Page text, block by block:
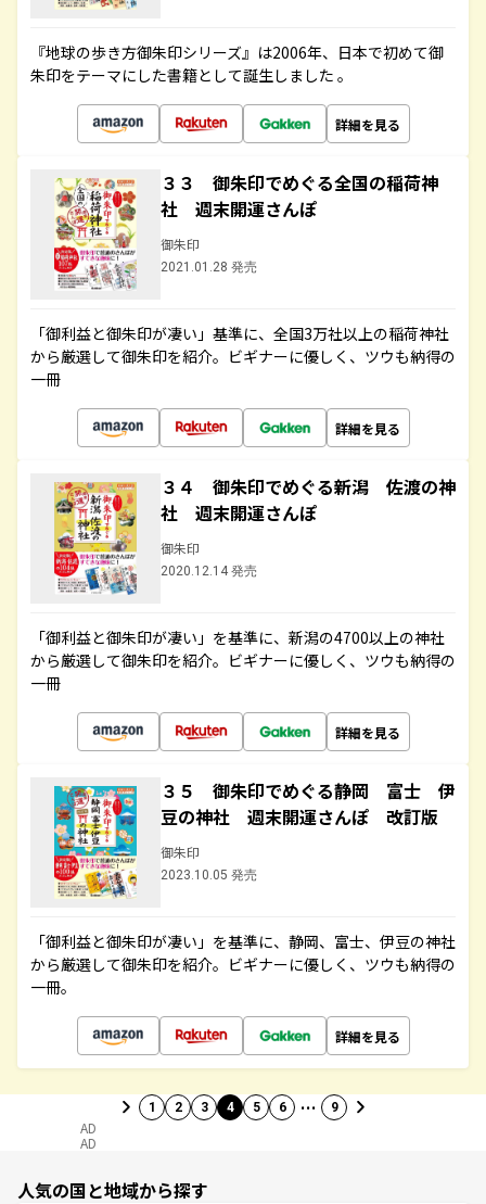
『地球の歩き方御朱印シリーズ』は2006年、日本で初めて御
朱印をテーマにした書籍として誕生しました 。
詳細を見る
３３ 御朱印でめぐる全国の稲荷神
社 週末開運さんぽ
御朱印
2021.01.28 発売
「御利益と御朱印が凄い」基準に、全国3万社以上の稲荷神社
から厳選して御朱印を紹介。ビギナーに優しく、ツウも納得の
一冊
詳細を見る
３４ 御朱印でめぐる新潟 佐渡の神
社 週末開運さんぽ
御朱印
2020.12.14 発売
「御利益と御朱印が凄い」を基準に、新潟の4700以上の神社
から厳選して御朱印を紹介。ビギナーに優しく、ツウも納得の
一冊
詳細を見る
３５ 御朱印でめぐる静岡 富士 伊
豆の神社 週末開運さんぽ 改訂版
御朱印
2023.10.05 発売
「御利益と御朱印が凄い」を基準に、静岡、富士、伊豆の神社
から厳選して御朱印を紹介。ビギナーに優しく、ツウも納得の
一冊。
詳細を見る
1 2 3 4 5 6 … 9
AD
AD
人気の国と地域から探す